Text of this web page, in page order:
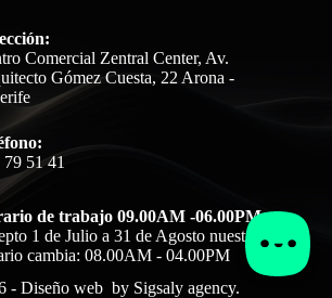
Comercial Zentral Center, Av.
Gómez Cuesta, 22 Arona -
51 41
de trabajo 09.00AM -06.00PM
1 de Julio a 31 de Agosto nuestro
cambia: 08.00AM - 04.00PM
- Diseño web by Sigsaly agency.